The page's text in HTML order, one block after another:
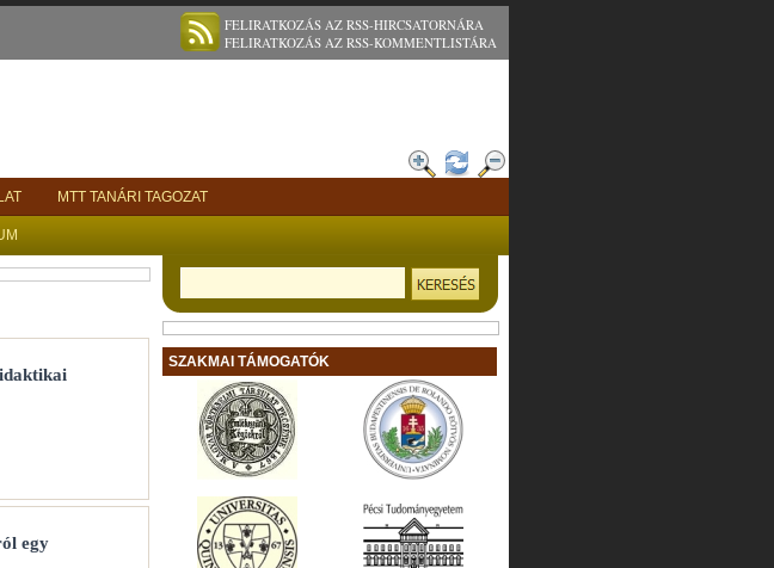
FELIRATKOZÁS AZ RSS-HIRCSATORNÁRA
FELIRATKOZÁS AZ RSS-KOMMENTLISTÁRA
MTT TANÁRI TAGOZAT
egy
SZAKMAI TÁMOGATÓK